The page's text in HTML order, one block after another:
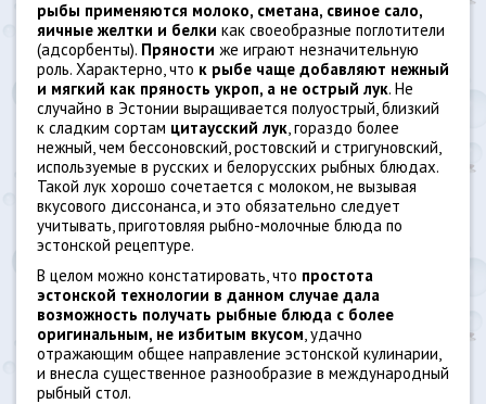
рыбы применяются молоко, сметана, свиное сало,
яичные желтки и белки как своеобразные поглотители
(адсорбенты). Пряности же играют незначительную
роль. Характерно, что к рыбе чаще добавляют нежный
и мягкий как пряность укроп, а не острый лук. Не
случайно в Эстонии выращивается полуострый, близкий
к сладким сортам цитаусский лук, гораздо более
нежный, чем бессоновский, ростовский и стригуновский,
используемые в русских и белорусских рыбных блюдах.
Такой лук хорошо сочетается с молоком, не вызывая
вкусового диссонанса, и это обязательно следует
учитывать, приготовляя рыбно-молочные блюда по
эстонской рецептуре.
В целом можно констатировать, что простота
эстонской технологии в данном случае дала
возможность получать рыбные блюда с более
оригинальным, не избитым вкусом, удачно
отражающим общее направление эстонской кулинарии,
и внесла существенное разнообразие в международный
рыбный стол.